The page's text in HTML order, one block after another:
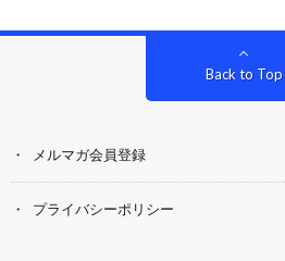
Back to Top
メルマガ会員登録
プライバシーポリシー